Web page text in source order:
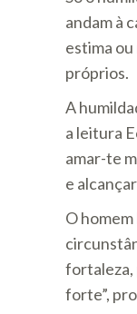
andam à
estima
próprios.
A
a leitura
amar-te
e
O
fortaleza,
forte”,